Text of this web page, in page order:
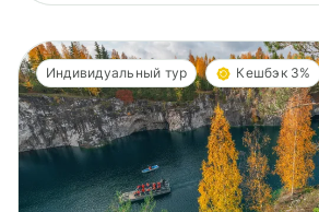
Индивидуальный тур Кешбэк 3%